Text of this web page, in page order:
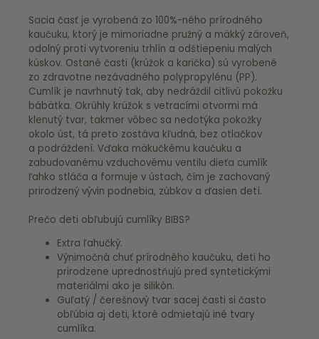
Sacia časť je vyrobená zo 100%-ného prírodného
kaučuku, ktorý je mimoriadne pružný a mäkký zároveň,
odolný proti vytvoreniu trhlín a odštiepeniu malých
kúskov. Ostané časti (krúžok a karička) sú vyrobené
zo zdravotne nezávadného polypropylénu (PP).
Cumlík je navrhnutý tak, aby nedráždil citlivú pokožku
bábätka. Okrúhly krúžok s vetracími otvormi má
klenutý tvar, takmer vôbec sa nedotýka pokožky
okolo úst, tá preto zostáva kľudná, bez otlačkov
a podráždení. Vďaka mäkučkému kaučuku a
zabudovanému vzduchovému ventilu dieťa cumlík
ľahko stláča a formuje v ústach, čím je zachovaný
prirodzený vývin podnebia, zúbkov a ďasien detí.
Prečo deti obľubujú cumlíky BIBS?
Extra ľahučký.
Výnimočná chuť prírodného kaučuku, deti ho
prirodzene uprednostňujú pred syntetickými
materiálmi ako je silikón.
Guľatý / čerešnový tvar sacej časti si často
obľúbia aj deti, ktoré odmietajú iné tvary
cumlíka.